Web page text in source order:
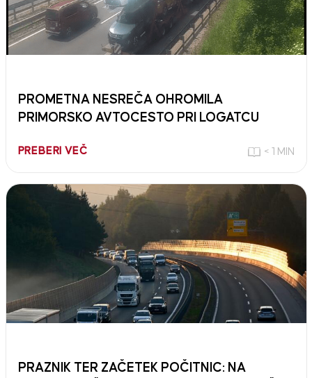
PROMETNA NESREČA OHROMILA
PRIMORSKO AVTOCESTO PRI LOGATCU
PREBERI VEČ < 1 MIN
PRAZNIK TER ZAČETEK POČITNIC: NA